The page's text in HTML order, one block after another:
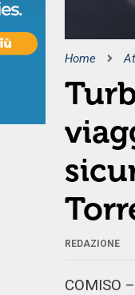
Home
REDAZIONE
COMISO